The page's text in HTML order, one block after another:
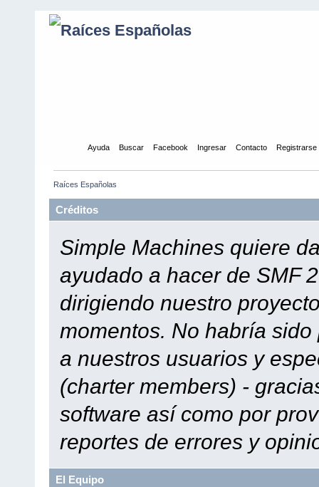
Ayuda Buscar Facebook Ingresar Contacto Registrarse
Raíces Españolas
Créditos
Simple Machines quiere
ayudado a hacer de SMF
dirigiendo nuestro
momentos. No habría
a nuestros usuarios y
(charter members) -
software así como por
reportes de errores y
El Equipo